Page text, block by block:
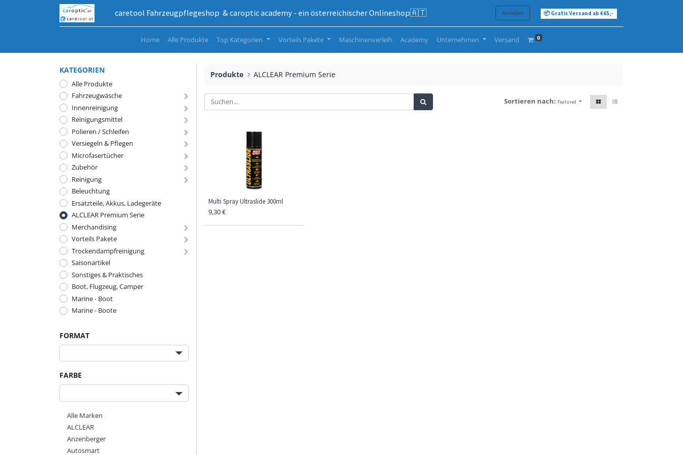
caretool Fahrzeugpflegeshop & caroptic academy - ein österreichischer Onlineshop🇦🇹 Anmelden 📦 Gratis Versand ab €65,-
Home Alle Produkte Top Kategorien Vorteils Pakete Maschinenverleih Academy Unternehmen Versand 0
KATEGORIEN
Alle Produkte
Fahrzeugwäsche
Innenreinigung
Reinigungsmittel
Polieren / Schleifen
Versiegeln & Pflegen
Microfasertücher
Zubehör
Reinigung
Beleuchtung
Ersatzteile, Akkus, Ladegeräte
ALCLEAR Premium Serie
Merchandising
Vorteils Pakete
Trockendampfreinigung
Saisonartikel
Sonstiges & Praktisches
Boot, Flugzeug, Camper
Marine - Boot
Marine - Boote
FORMAT
FARBE
Alle Marken
ALCLEAR
Anzenberger
Autosmart
Produkte ALCLEAR Premium Serie
Sortieren nach: Featured
Multi Spray Ultraslide 300ml
9,30€